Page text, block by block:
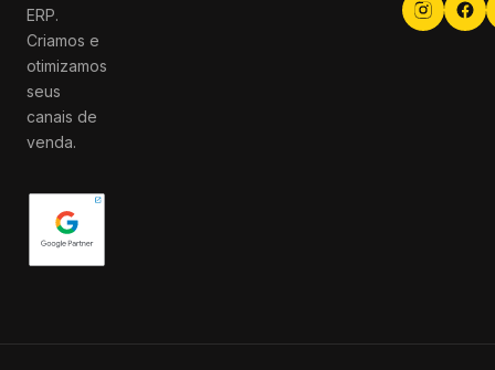
ERP.
Criamos e
otimizamos
seus
canais de
venda.